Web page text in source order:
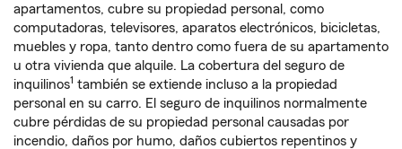
apartamentos, cubre su propiedad personal, como
computadoras, televisores, aparatos electrónicos, bicicletas,
muebles y ropa, tanto dentro como fuera de su apartamento
u otra vivienda que alquile. La cobertura del seguro de
inquilinos1 también se extiende incluso a la propiedad
personal en su carro. El seguro de inquilinos normalmente
cubre pérdidas de su propiedad personal causadas por
incendio, daños por humo, daños cubiertos repentinos y